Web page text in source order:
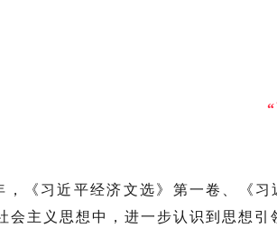
，《习近平经济文选》第一卷、《
会主义思想中，进一步认识到思想引